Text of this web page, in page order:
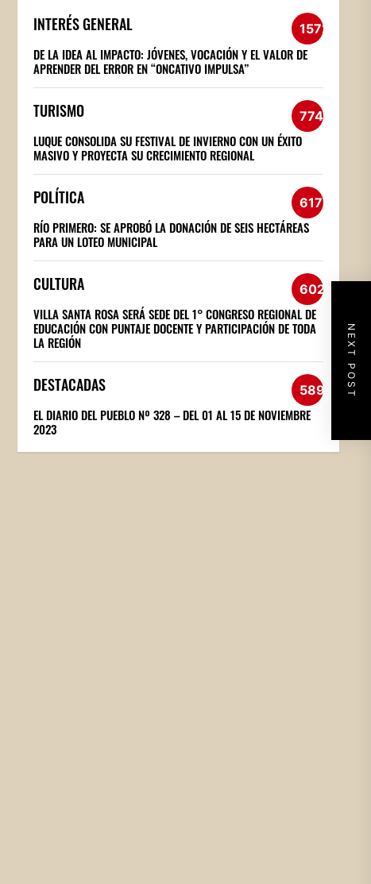
NEXT POST
INTERÉS GENERAL 1572
DE LA IDEA AL IMPACTO: JÓVENES, VOCACIÓN Y EL VALOR DE
APRENDER DEL ERROR EN “ONCATIVO IMPULSA”
TURISMO 774
LUQUE CONSOLIDA SU FESTIVAL DE INVIERNO CON UN ÉXITO
MASIVO Y PROYECTA SU CRECIMIENTO REGIONAL
POLÍTICA 617
RÍO PRIMERO: SE APROBÓ LA DONACIÓN DE SEIS HECTÁREAS
PARA UN LOTEO MUNICIPAL
CULTURA 602
VILLA SANTA ROSA SERÁ SEDE DEL 1° CONGRESO REGIONAL DE
EDUCACIÓN CON PUNTAJE DOCENTE Y PARTICIPACIÓN DE TODA
LA REGIÓN
DESTACADAS 589
EL DIARIO DEL PUEBLO Nº 328 – DEL 01 AL 15 DE NOVIEMBRE
2023